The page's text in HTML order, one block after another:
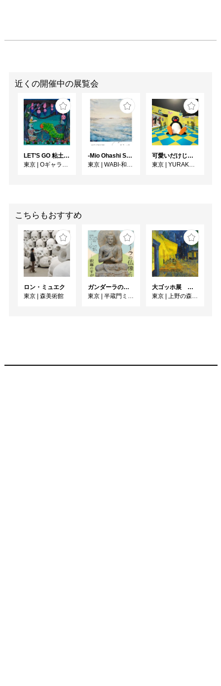
近くの開催中の展覧会
LET’S GO 粘土（クレイ）ジ−
東京
Oギャラリー
-Mio Ohashi Solo Exhibition - 大橋 澪 作品展 -
東京
WABI-和・美-
可愛いだけじゃない！？ピングー展
東京
YURAKUCHO MUSEUM（有楽町ミュージアム）
こちらもおすすめ
ロン・ミュエク
東京
森美術館
ガンダーラの仏像と仏伝ー釈尊のすがたー
東京
半蔵門ミュージアム
大ゴッホ展 夜のカフェテラス
東京
上野の森美術館